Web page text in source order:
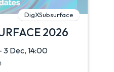
DigXSubsurface
2026
3 Dec, 14:00